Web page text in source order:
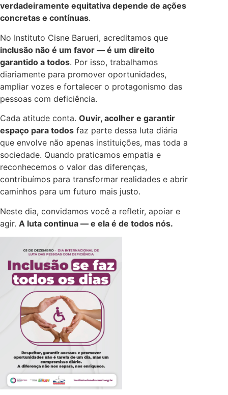
verdadeiramente equitativa depende de ações
concretas e contínuas.
No Instituto Cisne Barueri, acreditamos que
inclusão não é um favor — é um direito
garantido a todos. Por isso, trabalhamos
diariamente para promover oportunidades,
ampliar vozes e fortalecer o protagonismo das
pessoas com deficiência.
Cada atitude conta. Ouvir, acolher e garantir
espaço para todos faz parte dessa luta diária
que envolve não apenas instituições, mas toda a
sociedade. Quando praticamos empatia e
reconhecemos o valor das diferenças,
contribuímos para transformar realidades e abrir
caminhos para um futuro mais justo.
Neste dia, convidamos você a refletir, apoiar e
agir. A luta continua — e ela é de todos nós.